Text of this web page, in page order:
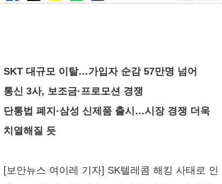
SKT 대규모 이탈…가입자 순감 57만명 넘어
통신 3사, 보조금·프로모션 경쟁
단통법 폐지·삼성 신제품 출시…시장 경쟁 더욱
치열해질 듯
[보안뉴스 여이레 기자] SK텔레콤 해킹 사태로 인